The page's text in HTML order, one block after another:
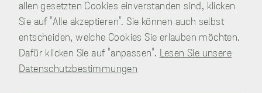
38871 Nordharz / OT Wasserleben
Telefon:039451.600 0
E-Mail:Schreiben Sie uns!
allen gesetzten Cookies einverstanden sind, klicken
Sie auf "Alle akzeptieren". Sie können auch selbst
entscheiden, welche Cookies Sie erlauben möchten.
Dafür klicken Sie auf "anpassen". Lesen Sie unsere
Datenschutzbestimmungen
sind
unverzichtbar,
damit wir Ihnen
grundlegende
und sichere